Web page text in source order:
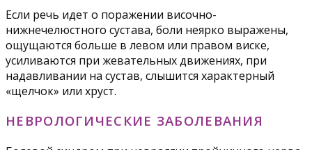
Если речь идет о поражении височно-
нижнечелюстного сустава, боли неярко выражены,
ощущаются больше в левом или правом виске,
усиливаются при жевательных движениях, при
надавливании на сустав, слышится характерный
«щелчок» или хруст.
НЕВРОЛОГИЧЕСКИЕ ЗАБОЛЕВАНИЯ